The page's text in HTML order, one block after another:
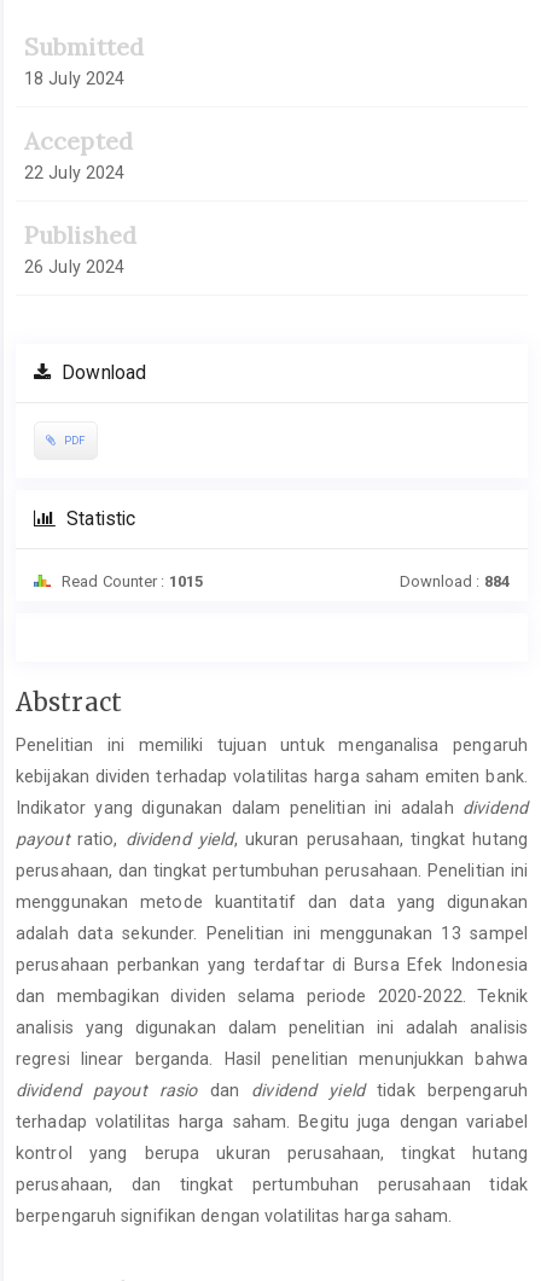
Sidebar
Submitted
18 July 2024
Accepted
22 July 2024
Published
26 July 2024
Download
PDF
Statistic
Read Counter : 1015 Download : 884
Main
Content
Abstract
Penelitian ini memiliki tujuan untuk menganalisa pengaruh
kebijakan dividen terhadap volatilitas harga saham emiten bank.
Indikator yang digunakan dalam penelitian ini adalah dividend
payoutratio, dividend yield, ukuran perusahaan, tingkat hutang
perusahaan, dan tingkat pertumbuhan perusahaan. Penelitian ini
menggunakan metode kuantitatif dan data yang digunakan
adalah data sekunder. Penelitian ini menggunakan 13 sampel
perusahaan perbankan yang terdaftar di Bursa Efek Indonesia
dan membagikan dividen selama periode 2020-2022. Teknik
analisis yang digunakan dalam penelitian ini adalah analisis
regresi linear berganda. Hasil penelitian menunjukkan bahwa
dividend payout rasiodan dividend yieldtidak berpengaruh
terhadap volatilitas harga saham. Begitu juga dengan variabel
kontrol yang berupa ukuran perusahaan, tingkat hutang
perusahaan, dan tingkat pertumbuhan perusahaan tidak
berpengaruh signifikan dengan volatilitas harga saham.